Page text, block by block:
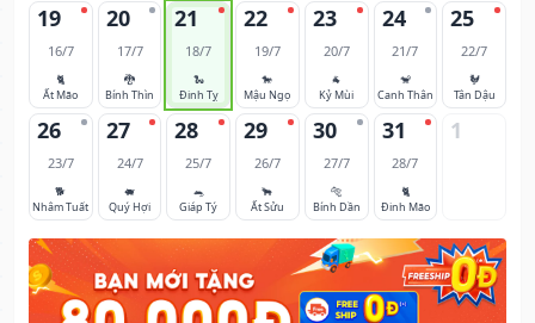
19
16/7
🐈
Ất Mão
20
17/7
🐉
Bính Thìn
21
18/7
🐍
Đinh Tỵ
22
19/7
🐎
Mậu Ngọ
23
20/7
🐐
Kỷ Mùi
24
21/7
🐒
Canh Thân
25
22/7
🐓
Tân Dậu
26
23/7
🐕
Nhâm Tuất
27
24/7
🐖
Quý Hợi
28
25/7
🐀
Giáp Tý
29
26/7
🐂
Ất Sửu
30
27/7
🐅
Bính Dần
31
28/7
🐈
Đinh Mão
1